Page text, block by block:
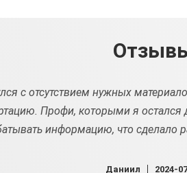
с отсутствием нужных
Профи, которыми я остался
информацию, что сделало
Даниил 2024-